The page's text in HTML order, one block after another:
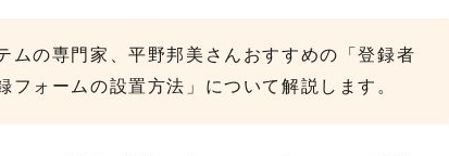
ムの専門家、平野邦美さんおすすめの「登録者
フォームの設置方法」について解説します。